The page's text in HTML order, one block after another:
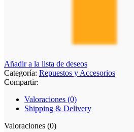
Añadir a la lista de deseos
Categoría: Repuestos y Accesorios
Compartir:
Valoraciones (0)
Shipping & Delivery
Valoraciones (0)